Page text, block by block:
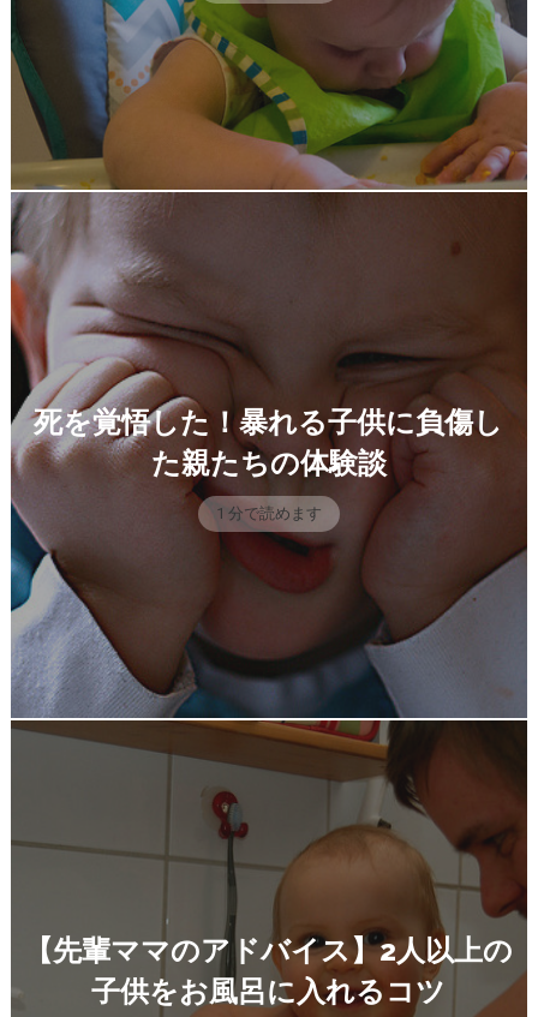
死を覚悟した！暴れる子供に負傷し
た親たちの体験談
1 分で読めます
【先輩ママのアドバイス】2人以上の
子供をお風呂に入れるコツ